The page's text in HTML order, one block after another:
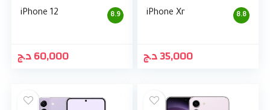
8.9
iPhone 12
60,000د.ج
8.8
iPhone Xr
35,000د.ج